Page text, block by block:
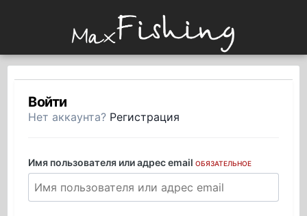
Войти
Нет аккаунта? Регистрация
Имя пользователя или адрес email ОБЯЗАТЕЛЬНОЕ